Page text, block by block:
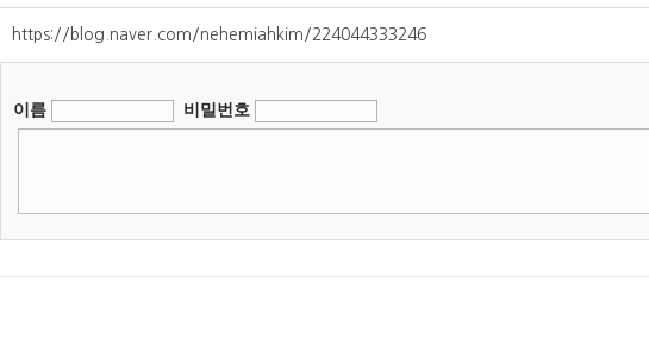
https://blog.naver.com/nehemiahkim/224044333246
이름 비밀번호